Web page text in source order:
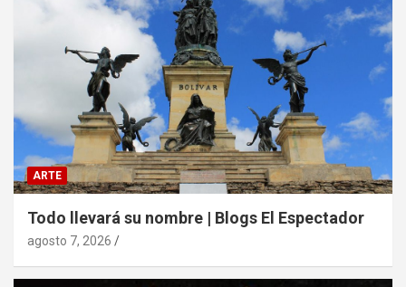
ARTE
Todo llevará su nombre | Blogs El Espectador
agosto 7, 2026